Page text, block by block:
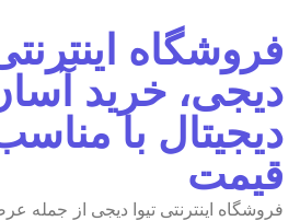
فروشگاه اینترنتی
دیجی، خرید
دیجیتال با
قیمت
فروشگاه اینترنتی تیوا دیجی از جمله